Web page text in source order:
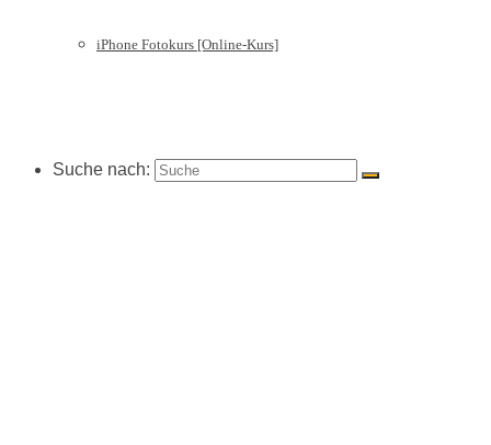
iPhone Fotokurs [Online-Kurs]
Suche nach: